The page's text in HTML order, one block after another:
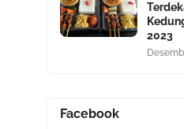
2023
Facebook